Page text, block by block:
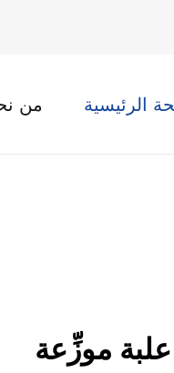
الرئيسية من
علبة موزِّعة